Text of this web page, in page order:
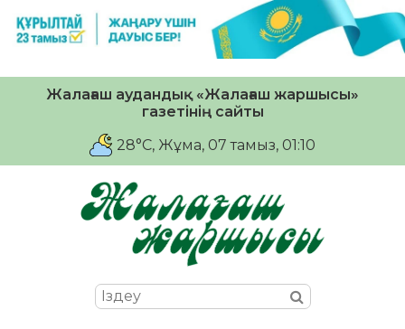
Жалағаш аудандық «Жалағаш жаршысы»
газетінің сайты
28°C, Жұма, 07 тамыз, 01:10